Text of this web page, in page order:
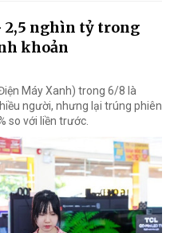
2,5 nghìn tỷ trong
khoản
Máy Xanh) trong 6/8 là
người, nhưng lại trúng phiên
so với liền trước.